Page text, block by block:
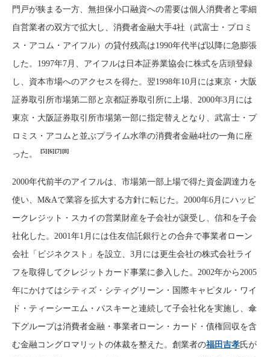
門戸が狭まる一方、無担保小口融資への需要は個人消費者と零細
自営業者の双方で拡大し、消費者金融大手4社（武富士・プロミ
ス・アコム・アイフル）の貸付残高は1990年代半ば以降に急膨張
した。1997年7月、アイフルは日本証券業協会に株式を店頭登録
し、資本市場へのアクセスを得た。翌1998年10月には東京・大阪
証券取引所市場第二部と京都証券取引所に上場、2000年3月には
東京・大阪証券取引所市場第一部に指定替えとなり、武富士・プ
ロミス・アコムと並ぶプライム水準の消費者金融4社の一角に座
った。
[5][6][7][8]
2000年代前半のアイフルは、市場第一部上場で得た資金調達力を
使い、M&Aで業容を拡大する方針に転じた。2000年6月にハッピ
ークレジット・スカイの営業財産を子会社が譲受し、信和を子会
社化した。2001年1月には住友信託銀行との合弁で事業者ローン
会社「ビジネクスト」を設立、3月には更生会社の株式会社ライ
フを取得してクレジットカード事業に参入した。2002年から2005
年にかけてはシティズ・シティグリーン・国際キャピタル・ワイ
ド・ティーシーエム・パスキーと連続して子会社化を実施し、傘
下グループは消費者金融・事業者ローン・カード・債権回収を含
む金融コングロマリットの体裁を整えた。創業者の福田吉孝氏が